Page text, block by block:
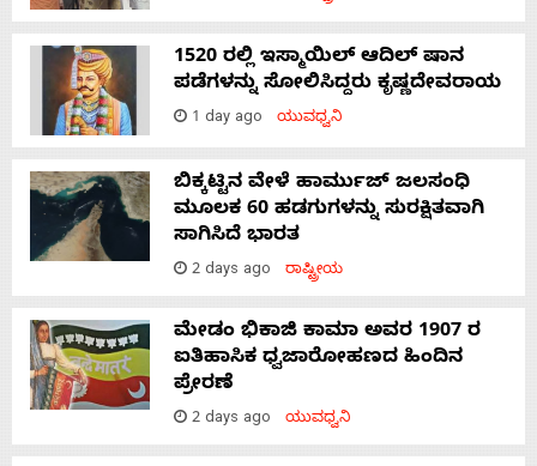
1520 ರಲ್ಲಿ ಇಸ್ಮಾಯಿಲ್ ಆದಿಲ್ ಷಾನ
ಪಡೆಗಳನ್ನು ಸೋಲಿಸಿದ್ದರು ಕೃಷ್ಣದೇವರಾಯ
1 day ago ಯುವಧ್ವನಿ
ಬಿಕ್ಕಟ್ಟಿನ ವೇಳೆ ಹಾರ್ಮುಜ್ ಜಲಸಂಧಿ
ಮೂಲಕ 60 ಹಡಗುಗಳನ್ನು ಸುರಕ್ಷಿತವಾಗಿ
ಸಾಗಿಸಿದೆ ಭಾರತ
2 days ago ರಾಷ್ಟ್ರೀಯ
ಮೇಡಂ ಭಿಕಾಜಿ ಕಾಮಾ ಅವರ 1907 ರ
ಐತಿಹಾಸಿಕ ಧ್ವಜಾರೋಹಣದ ಹಿಂದಿನ
ಪ್ರೇರಣೆ
2 days ago ಯುವಧ್ವನಿ